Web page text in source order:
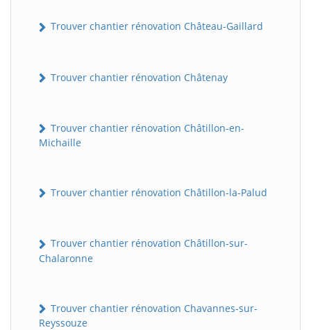
Trouver chantier rénovation Château-Gaillard
Trouver chantier rénovation Châtenay
Trouver chantier rénovation Châtillon-en-
Michaille
Trouver chantier rénovation Châtillon-la-Palud
Trouver chantier rénovation Châtillon-sur-
Chalaronne
Trouver chantier rénovation Chavannes-sur-
Reyssouze